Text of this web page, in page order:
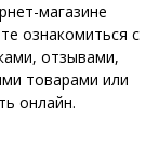
магазине
ознакомиться с
отзывами,
товарами или
онлайн.